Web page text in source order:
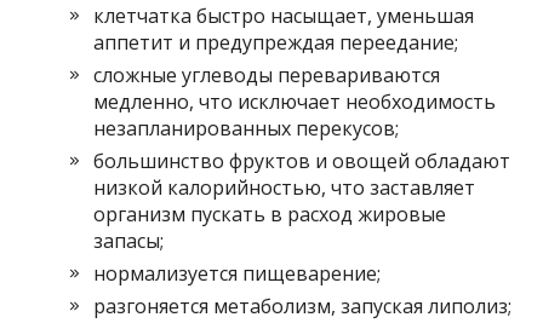
клетчатка быстро насыщает, уменьшая
аппетит и предупреждая переедание;
сложные углеводы перевариваются
медленно, что исключает необходимость
незапланированных перекусов;
большинство фруктов и овощей обладают
низкой калорийностью, что заставляет
организм пускать в расход жировые
запасы;
нормализуется пищеварение;
разгоняется метаболизм, запуская липолиз;